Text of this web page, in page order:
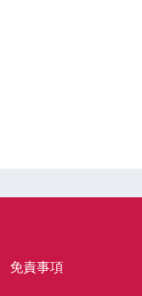
免責事項